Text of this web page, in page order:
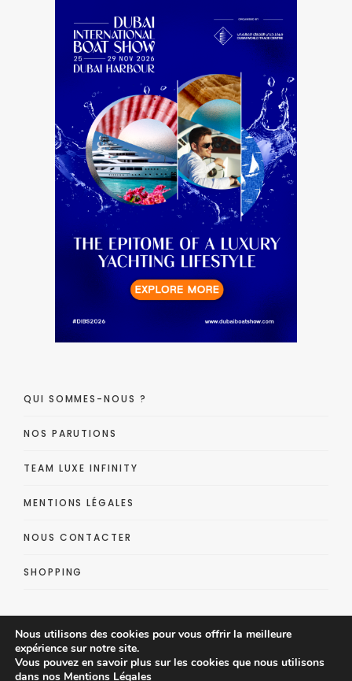
QUI SOMMES-NOUS ?
NOS PARUTIONS
TEAM LUXE INFINITY
MENTIONS LÉGALES
NOUS CONTACTER
SHOPPING
Nous utilisons des cookies pour vous offrir la meilleure
expérience sur notre site.
Vous pouvez en savoir plus sur les cookies que nous utilisons
dans nos Mentions Légales